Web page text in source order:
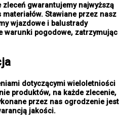
zleceń gwarantujemy najwyższą
Stawiane przez nasz
wjazdowe i balustrady
warunki pogodowe, zatrzymując
dotyczącymi wieloletniości
produktów, na każde zlecenie,
przez nas ogrodzenie jest
jakości.